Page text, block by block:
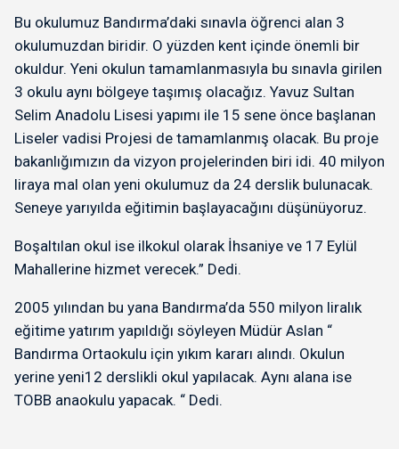
Bu okulumuz Bandırma’daki sınavla öğrenci alan 3
okulumuzdan biridir. O yüzden kent içinde önemli bir
okuldur. Yeni okulun tamamlanmasıyla bu sınavla girilen
3 okulu aynı bölgeye taşımış olacağız. Yavuz Sultan
Selim Anadolu Lisesi yapımı ile 15 sene önce başlanan
Liseler vadisi Projesi de tamamlanmış olacak. Bu proje
bakanlığımızın da vizyon projelerinden biri idi. 40 milyon
liraya mal olan yeni okulumuz da 24 derslik bulunacak.
Seneye yarıyılda eğitimin başlayacağını düşünüyoruz.
Boşaltılan okul ise ilkokul olarak İhsaniye ve 17 Eylül
Mahallerine hizmet verecek.” Dedi.
2005 yılından bu yana Bandırma’da 550 milyon liralık
eğitime yatırım yapıldığı söyleyen Müdür Aslan “
Bandırma Ortaokulu için yıkım kararı alındı. Okulun
yerine yeni12 derslikli okul yapılacak. Aynı alana ise
TOBB anaokulu yapacak. “ Dedi.